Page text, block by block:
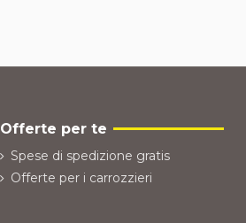
Offerte per te
Spese di spedizione gratis
Offerte per i carrozzieri